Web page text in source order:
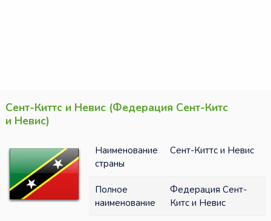
Сент-Киттс и Невис (Федерация Сент-Китс
и Невис)
Наименование
страны
Сент-Киттс и Невис
Полное
наименование
Федерация Сент-
Китс и Невис